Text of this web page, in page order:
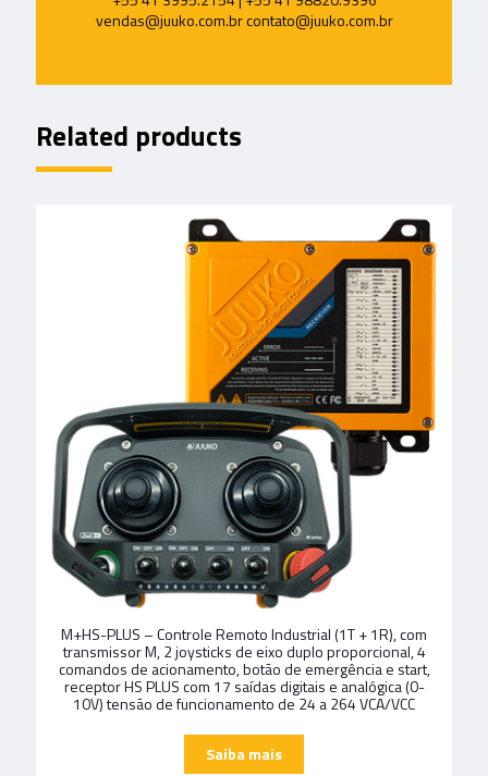
vendas@juuko.com.br contato@juuko.com.br
Related products
M+HS-PLUS – Controle Remoto Industrial (1T + 1R), com
transmissor M, 2 joysticks de eixo duplo proporcional, 4
comandos de acionamento, botão de emergência e start,
receptor HS PLUS com 17 saídas digitais e analógica (0-
10V) tensão de funcionamento de 24 a 264 VCA/VCC